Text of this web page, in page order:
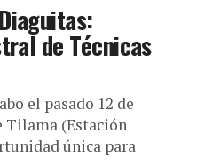
de Técnicas
el pasado 12 de
Tilama (Estación
única para